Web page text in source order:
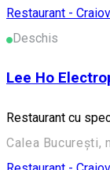
Restaurant -
Deschis
Lee Ho
Restaurant cu
Calea București,